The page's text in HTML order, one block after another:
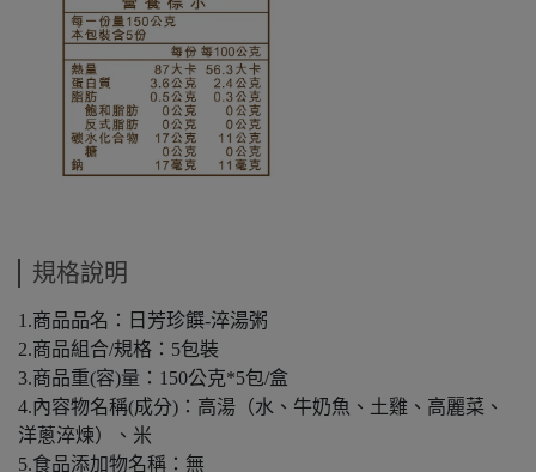
規格說明
1.商品品名：日芳珍饌-淬湯粥
2.商品組合/規格：5包裝
3.商品重(容)量：150公克*5包/盒
4.內容物名稱(成分)：高湯（水、牛奶魚、土雞、高麗菜、
洋蔥淬煉）、米
5.食品添加物名稱：無